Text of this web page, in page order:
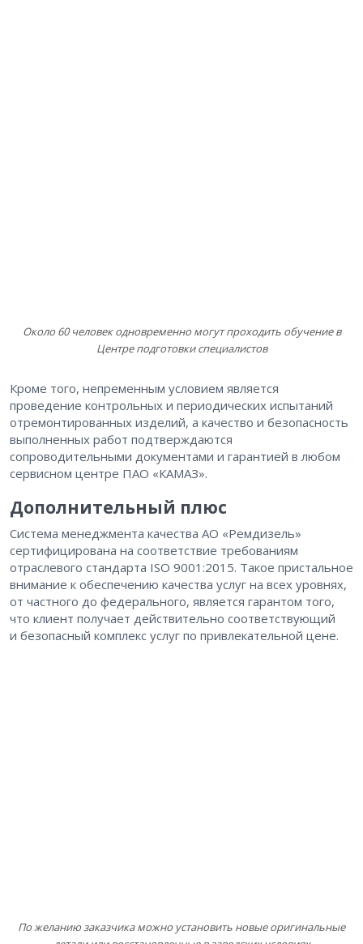
Около 60 человек одновременно могут проходить обучение в
Центре подготовки специалистов
Кроме того, непременным условием является
проведение контрольных и периодических испытаний
отремонтированных изделий, а качество и безопасность
выполненных работ подтверждаются
сопроводительными документами и гарантией в любом
сервисном центре ПАО «КАМАЗ».
Дополнительный плюс
Система менеджмента качества АО «Ремдизель»
сертифицирована на соответствие требованиям
отраслевого стандарта ISO 9001:2015. Такое пристальное
внимание к обеспечению качества услуг на всех уровнях,
от частного до федерального, является гарантом того,
что клиент получает действительно соответствующий
и безопасный комплекс услуг по привлекательной цене.
По желанию заказчика можно установить новые оригинальные